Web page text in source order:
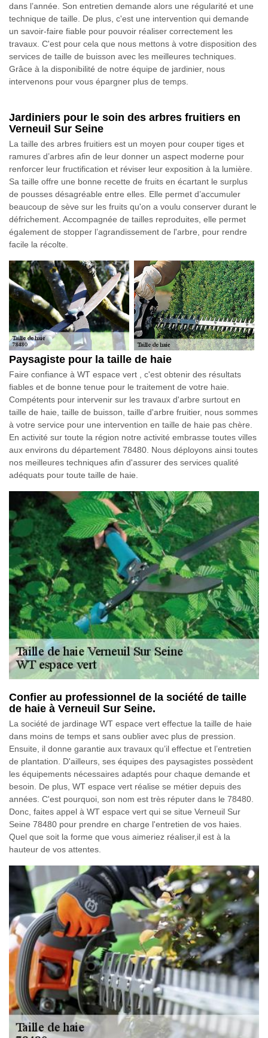
dans l’année. Son entretien demande alors une régularité et une
technique de taille. De plus, c'est une intervention qui demande
un savoir-faire fiable pour pouvoir réaliser correctement les
travaux. C'est pour cela que nous mettons à votre disposition des
services de taille de buisson avec les meilleures techniques.
Grâce à la disponibilité de notre équipe de jardinier, nous
intervenons pour vous épargner plus de temps.
Jardiniers pour le soin des arbres fruitiers en
Verneuil Sur Seine
La taille des arbres fruitiers est un moyen pour couper tiges et
ramures d’arbres afin de leur donner un aspect moderne pour
renforcer leur fructification et réviser leur exposition à la lumière.
Sa taille offre une bonne recette de fruits en écartant le surplus
de pousses désagréable entre elles. Elle permet d’accumuler
beaucoup de sève sur les fruits qu'on a voulu conserver durant le
défrichement. Accompagnée de tailles reproduites, elle permet
également de stopper l’agrandissement de l'arbre, pour rendre
facile la récolte.
Paysagiste pour la taille de haie
Faire confiance à WT espace vert , c'est obtenir des résultats
fiables et de bonne tenue pour le traitement de votre haie.
Compétents pour intervenir sur les travaux d'arbre surtout en
taille de haie, taille de buisson, taille d'arbre fruitier, nous sommes
à votre service pour une intervention en taille de haie pas chère.
En activité sur toute la région notre activité embrasse toutes villes
aux environs du département 78480. Nous déployons ainsi toutes
nos meilleures techniques afin d'assurer des services qualité
adéquats pour toute taille de haie.
Confier au professionnel de la société de taille
de haie à Verneuil Sur Seine.
La société de jardinage WT espace vert effectue la taille de haie
dans moins de temps et sans oublier avec plus de pression.
Ensuite, il donne garantie aux travaux qu’il effectue et l’entretien
de plantation. D'ailleurs, ses équipes des paysagistes possèdent
les équipements nécessaires adaptés pour chaque demande et
besoin. De plus, WT espace vert réalise se métier depuis des
années. C'est pourquoi, son nom est très réputer dans le 78480.
Donc, faites appel à WT espace vert qui se situe Verneuil Sur
Seine 78480 pour prendre en charge l'entretien de vos haies.
Quel que soit la forme que vous aimeriez réaliser,il est à la
hauteur de vos attentes.